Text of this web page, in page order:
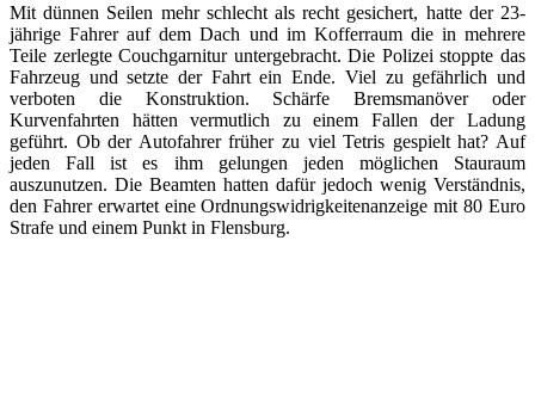
Mit dünnen Seilen mehr schlecht als recht gesichert, hatte der 23-
jährige Fahrer auf dem Dach und im Kofferraum die in mehrere
Teile zerlegte Couchgarnitur untergebracht. Die Polizei stoppte das
Fahrzeug und setzte der Fahrt ein Ende. Viel zu gefährlich und
verboten die Konstruktion. Schärfe Bremsmanöver oder
Kurvenfahrten hätten vermutlich zu einem Fallen der Ladung
geführt. Ob der Autofahrer früher zu viel Tetris gespielt hat? Auf
jeden Fall ist es ihm gelungen jeden möglichen Stauraum
auszunutzen. Die Beamten hatten dafür jedoch wenig Verständnis,
den Fahrer erwartet eine Ordnungswidrigkeitenanzeige mit 80 Euro
Strafe und einem Punkt in Flensburg.